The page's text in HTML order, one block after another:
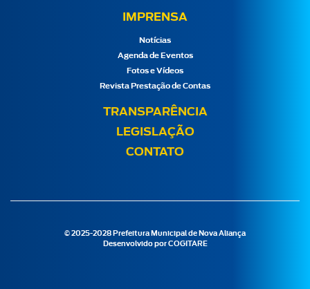
IMPRENSA
Notícias
Agenda de Eventos
Fotos e Vídeos
Revista Prestação de Contas
TRANSPARÊNCIA
LEGISLAÇÃO
CONTATO
© 2025-2028 Prefeitura Municipal de Nova Aliança
Desenvolvido por COGITARE